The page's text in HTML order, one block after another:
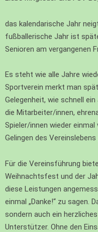
das kalendarische Jahr
fußballerische Jahr ist
Senioren am vergangenen
Es steht wie alle Jahre
Sportverein merkt man
Gelegenheit, wie schnell
die Mitarbeiter/innen,
Spieler/innen wieder
Gelingen des
Für die Vereinsführung
Weihnachtsfest und der
diese Leistungen
einmal „Danke!“ zu sagen.
sondern auch ein
Unterstützer. Ohne den